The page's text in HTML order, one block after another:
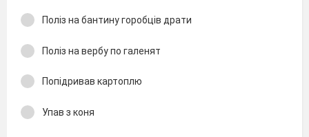
Поліз на бантину горобців драти
Поліз на вербу по галенят
Попідривав картоплю
Упав з коня